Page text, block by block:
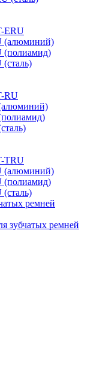
ERU
(алюминий)
(полиамид)
RU
TRU
(алюминий)
(полиамид)
ремней
зубчатых ремней